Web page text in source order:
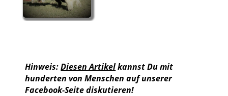
Hinweis:Diesen Artikelkannst Du mit
hunderten von Menschen auf unserer
Facebook-Seite diskutieren!